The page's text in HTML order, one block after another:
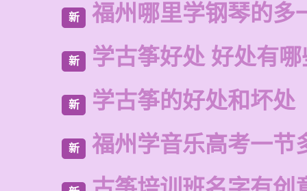
新 福州哪里学钢琴的多
新 学古筝好处 好处有哪
新 学古筝的好处和坏处
新 福州学音乐高考一节